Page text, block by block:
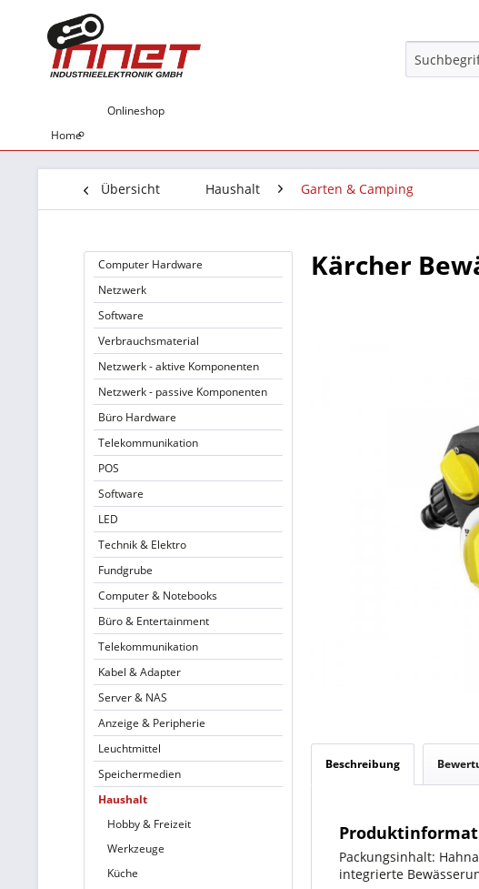
Home
Onlineshop
Übersicht Haushalt Garten & Camping
Computer Hardware
Netzwerk
Software
Verbrauchsmaterial
Netzwerk - aktive Komponenten
Netzwerk - passive Komponenten
Büro Hardware
Telekommunikation
POS
Software
LED
Technik & Elektro
Fundgrube
Computer & Notebooks
Büro & Entertainment
Telekommunikation
Kabel & Adapter
Server & NAS
Anzeige & Peripherie
Leuchtmittel
Speichermedien
Haushalt
Hobby & Freizeit
Werkzeuge
Küche
Kärcher
Beschreibung
Packungsinhalt:
integrierte